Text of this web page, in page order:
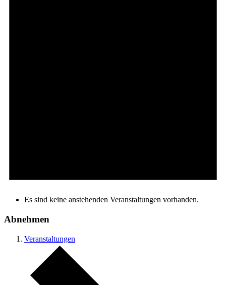
Es sind keine anstehenden Veranstaltungen vorhanden.
Abnehmen
Veranstaltungen